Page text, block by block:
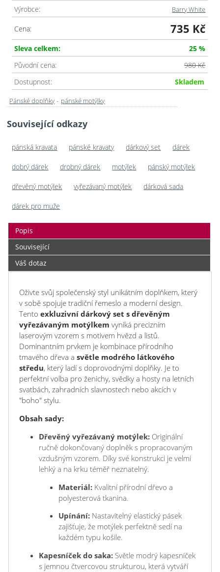
Výrobce:
Barry White
Cena: 735 Kč
Sleva celkem:
25 %
Původní cena:
980 Kč
Dostupnost:
Skladem
Pánské doplňky - pánské motýlky
Související odkazy
pánská kravata pánské kravaty dárkový set dárek
dobrý dárek drobný dárek motýlek pánský motýlek
dřevěný motýlek vyřezávaný motýlek dárková sada
dárek pro muže
Popis
Související
Váš dotaz
Oživte svůj společenský styl unikátním doplňkem, který
v sobě spojuje tradiční řemeslo a moderní design.
Tentoexkluzivní dárkový set s dřevěným
vyřezávaným motýlkem vyniká precizním
laserovým vzorem s motivem hvězd a listů.
Dominantním prvkem je kombinace přírodního
tmavého dřeva asvětle modrého látkového
středu, který ladí s doprovodnými doplňky. Je to
perfektní volba pro ženichy, svědky a hosty na letních
svatbách, zahradních slavnostech nebo akcích v
"boho" stylu.
Obsah sady:
Dřevěný vyřezávaný motýlek: Originální
ručně dokončovaný doplněk s propracovaným
vzdušným vzorem. Díky své konstrukci je velmi
lehký a na krku téměř neznatelný.
Materiál: Kvalitní přírodní dřevo a
polyesterová tkanina.
Upínání: Nastavitelný elastický pásek
zajišťuje, že motýlek perfektně sedí na
každém typu košile.
Kapesníček do saka: Světle modrý kapesníček
s jemnou čtvercovou strukturou, která vytváří